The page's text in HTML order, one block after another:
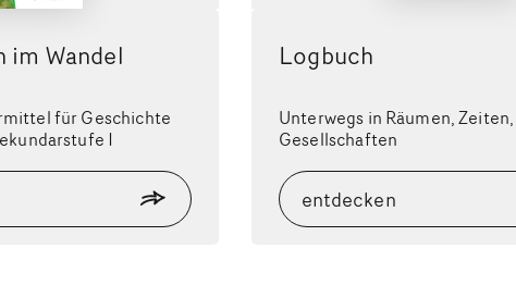
im Wandel
für Geschichte
I
Logbuch
Unterwegs in Räumen, Zeiten,
Gesellschaften
entdecken